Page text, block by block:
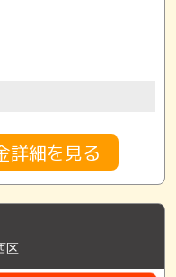
詳細を見る
区